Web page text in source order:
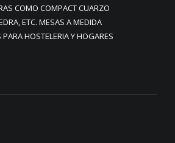
COMO COMPACT CUARZO
ETC. MESAS A MEDIDA
HOSTELERIA Y HOGARES